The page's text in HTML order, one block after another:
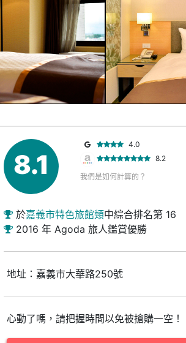
8.1
4.0
8.2
我們是如何計算的？
於嘉義市特色旅館類中綜合排名第 16
2016 年 Agoda 旅人鑑賞優勝
地址：嘉義市大華路250號
心動了嗎，請把握時間以免被搶購一空！